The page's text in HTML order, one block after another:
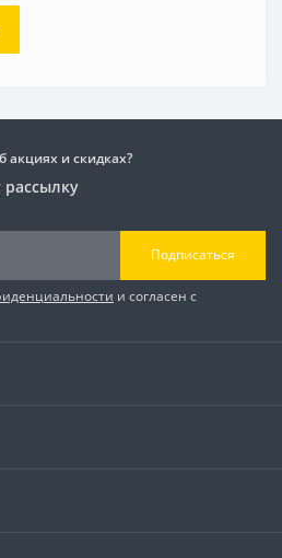
акциях и скидках?
Подписаться
и согласен с